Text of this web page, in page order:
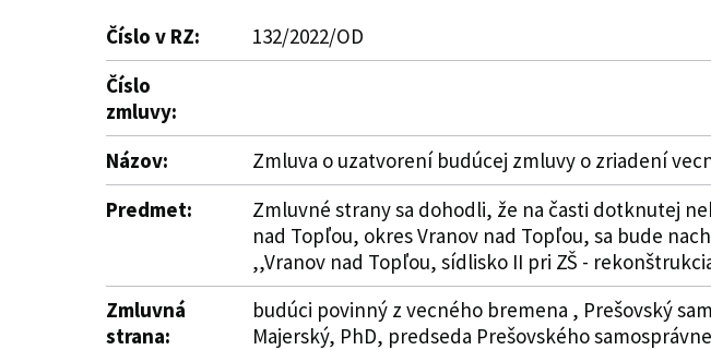
Číslo v RZ:
132/2022/OD
Číslo
zmluvy:
Názov:
Zmluva o uzatvorení budúcej zmluvy o zriadení
Predmet:
Zmluvné strany sa dohodli, že na časti dotknutej
nad Topľou, okres Vranov nad Topľou, sa bude
,,Vranov nad Topľou, sídlisko II pri ZŠ -
Zmluvná
strana:
budúci povinný z vecného bremena , Prešovský
Majerský, PhD, predseda Prešovského